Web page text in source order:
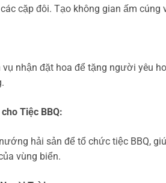
cặp đôi. Tạo không gian ấm cúng
vụ nhận đặt hoa để tặng người yêu
Tiệc BBQ:
hải sản để tổ chức tiệc BBQ,
vùng biển.